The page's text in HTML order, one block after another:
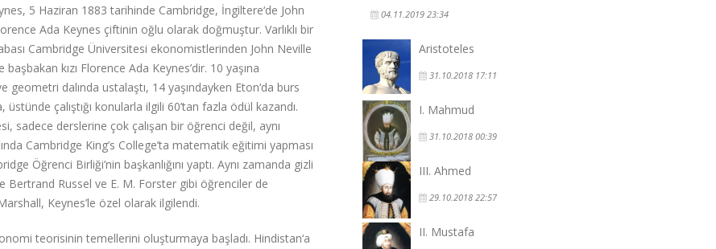
5 Haziran 1883 tarihinde Cambridge, İngiltere‘de John
Ada Keynes çiftinin oğlu olarak doğmuştur. Varlıklı bir
Cambridge Üniversitesi ekonomistlerinden John Neville
kızı Florence Ada Keynes’dir. 10 yaşına
geometri dalında ustalaştı, 14 yaşındayken Eton‘da burs
üstünde çalıştığı konularla ilgili 60’tan fazla ödül kazandı.
sadece derslerine çok çalışan bir öğrenci değil, aynı
Cambridge King’s College’ta matematik eğitimi yapması
Öğrenci Birliği’nin başkanlığını yaptı. Aynı zamanda gizli
Bertrand Russel ve E. M. Forster gibi öğrenciler de
Keynes’le özel olarak ilgilendi.
teorisinin temellerini oluşturmaya başladı. Hindistan‘a
04.11.2019 23:34
Aristoteles
31.10.2018 17:11
I. Mahmud
31.10.2018 00:39
III. Ahmed
29.10.2018 22:57
II. Mustafa